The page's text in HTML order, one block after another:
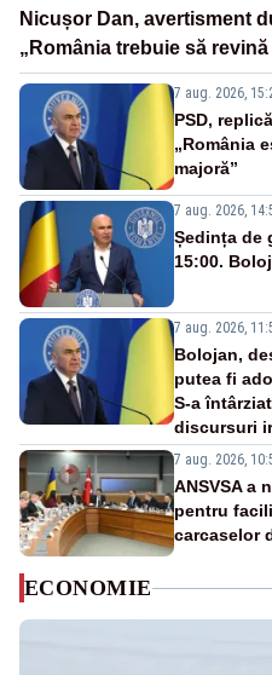
Nicușor Dan, avertisment
„România trebuie să
7 aug. 2026,
PSD,
„România
majoră”
7 aug. 2026,
Ședința de
15:00.
7 aug. 2026,
Bolojan,
putea fi
S-a
discursuri
7 aug. 2026,
ANSVSA a
pentru
carcaselor
ECONOMIE